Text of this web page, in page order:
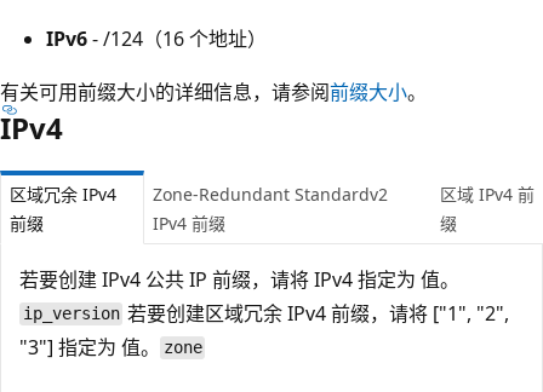
IPv6- /124（16 个地址）
有关可用前缀大小的详细信息，请参阅前缀大小。
IPv4
区域冗余 IPv4
前缀
Zone-Redundant Standardv2
IPv4 前缀
区域 IPv4 前
缀
若要创建 IPv4 公共 IP 前缀，请将 IPv4 指定为 值。
ip_version 若要创建区域冗余 IPv4 前缀，请将 ["1", "2",
"3"] 指定为 值。 zone